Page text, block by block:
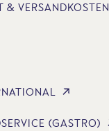
& VERSANDKOSTEN
(GASTRO)